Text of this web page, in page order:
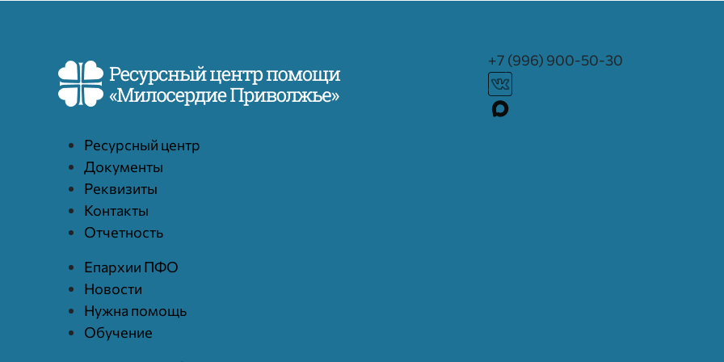
+7 (996) 900-50-30
Ресурcный центр
Документы
Реквизиты
Контакты
Отчетность
Епархии ПФО
Новости
Нужна помощь
Обучение